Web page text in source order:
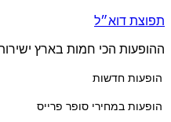
תפוצת דוא״ל
ההופעות הכי חמות בארץ
הופעות חדשות
הופעות במחירי סופר פרייס